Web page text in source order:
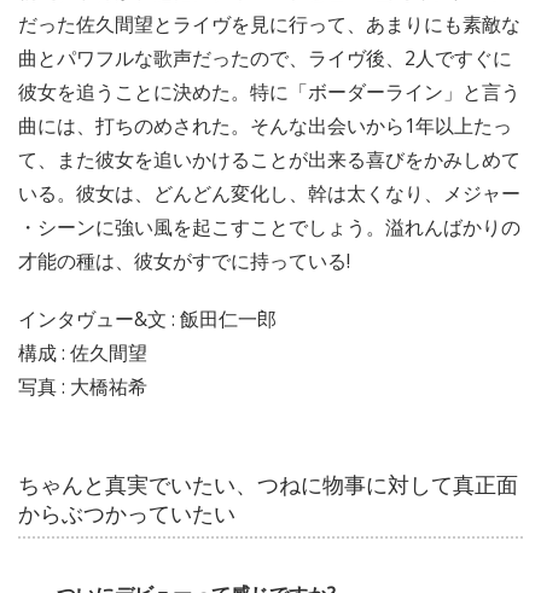
だった佐久間望とライヴを見に行って、あまりにも素敵な
曲とパワフルな歌声だったので、ライヴ後、2人ですぐに
彼女を追うことに決めた。特に「ボーダーライン」と言う
曲には、打ちのめされた。そんな出会いから1年以上たっ
て、また彼女を追いかけることが出来る喜びをかみしめて
いる。彼女は、どんどん変化し、幹は太くなり、メジャー
・シーンに強い風を起こすことでしょう。溢れんばかりの
才能の種は、彼女がすでに持っている!
インタヴュー&文 : 飯田仁一郎
構成 : 佐久間望
写真 : 大橋祐希
ちゃんと真実でいたい、つねに物事に対して真正面
からぶつかっていたい